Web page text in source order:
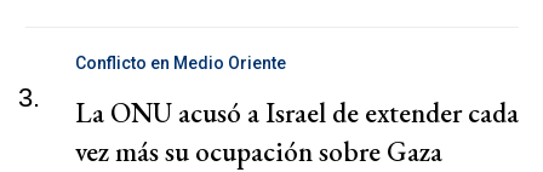
3.
Conflicto en Medio Oriente
La ONU acusó a Israel de extender cada
vez más su ocupación sobre Gaza